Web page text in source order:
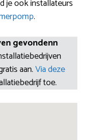
je ook installateurs
.
gevondenn
aan.Via deze
toe.